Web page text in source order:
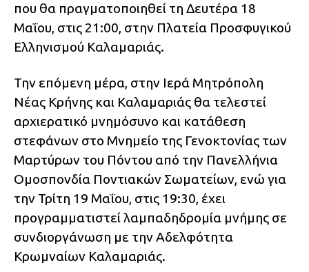
που θα πραγματοποιηθεί τη Δευτέρα 18
Μαΐου, στις 21:00, στην Πλατεία Προσφυγικού
Ελληνισμού Καλαμαριάς.
Την επόμενη μέρα, στην Ιερά Μητρόπολη
Νέας Κρήνης και Καλαμαριάς θα τελεστεί
αρχιερατικό μνημόσυνο και κατάθεση
στεφάνων στο Μνημείο της Γενοκτονίας των
Μαρτύρων του Πόντου από την Πανελλήνια
Ομοσπονδία Ποντιακών Σωματείων, ενώ για
την Τρίτη 19 Μαΐου, στις 19:30, έχει
προγραμματιστεί λαμπαδηδρομία μνήμης σε
συνδιοργάνωση με την Αδελφότητα
Κρωμναίων Καλαμαριάς.